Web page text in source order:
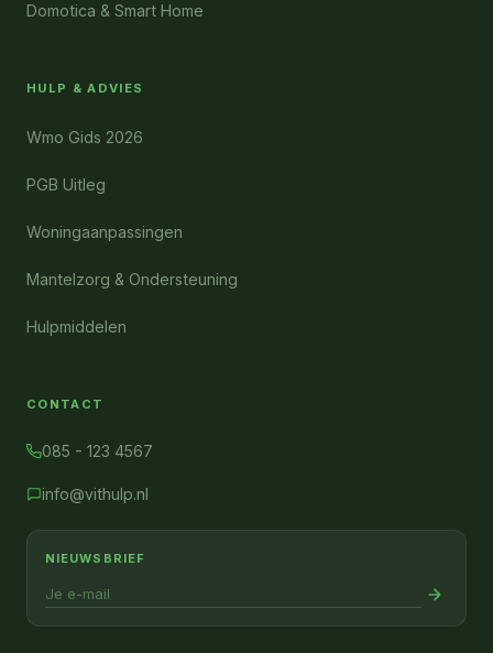
Domotica & Smart Home
HULP & ADVIES
Wmo Gids 2026
PGB Uitleg
Woningaanpassingen
Mantelzorg & Ondersteuning
Hulpmiddelen
CONTACT
085 - 123 4567
info@vithulp.nl
NIEUWSBRIEF